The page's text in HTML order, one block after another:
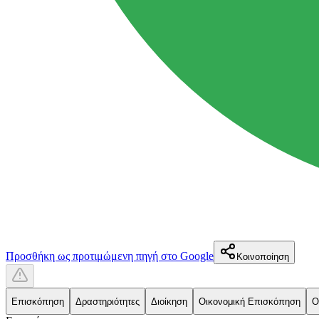
Προσθήκη ως προτιμώμενη πηγή στο Google Κοινοποίηση
Επισκόπηση Δραστηριότητες Διοίκηση Οικονομική Επισκόπηση